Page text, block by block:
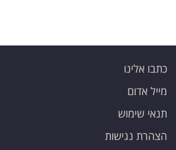
כתבו אלינו
מייל אדום
תנאי שימוש
הצהרת נגישות